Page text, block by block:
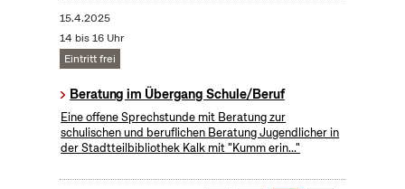
15.4.2025
14 bis 16 Uhr
Eintritt frei
Beratung im Übergang Schule/Beruf
Eine offene Sprechstunde mit Beratung zur
schulischen und beruflichen Beratung Jugendlicher in
der Stadtteilbibliothek Kalk mit "Kumm erin..."